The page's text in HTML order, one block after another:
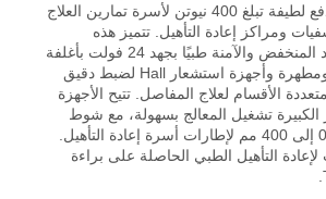
سهل التنظيف قوة دفع لطيفة تبلغ 400 نيوتن لأسرة تمارين العلاج
ومراكز إعادة التأهيل. تتميز هذه
المحركات ذات الجهد المنخفض والآمنة طبيًا بجهد 24 فولت بأغلفة
ناعمة قابلة للمسح ومطهرة وأجهزة استشعار Hall لضبط دقيق
الأقسام لعلاج المفاصل. تتيح الأجهزة
الكبيرة تشغيل المعالج بسهولة، مع شوط
قابل للتخصيص من 0 إلى 400 مم لإطارات أسرة إعادة التأهيل.
التأهيل الطبي الحاصلة على براءة